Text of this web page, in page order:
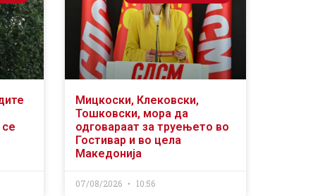
Мицкоски, Клековски,
Тошковски, мора да
одговараат за труењето во
Гостивар и во цела
Македонија
07/08/2026 10:56